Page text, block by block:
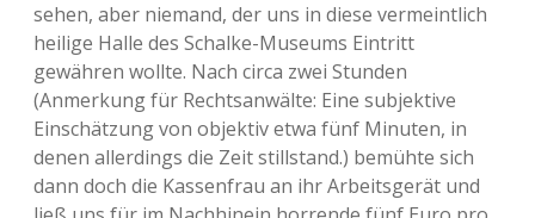
sehen, aber niemand, der uns in diese vermeintlich
heilige Halle des Schalke-Museums Eintritt
gewähren wollte. Nach circa zwei Stunden
(Anmerkung für Rechtsanwälte: Eine subjektive
Einschätzung von objektiv etwa fünf Minuten, in
denen allerdings die Zeit stillstand.) bemühte sich
dann doch die Kassenfrau an ihr Arbeitsgerät und